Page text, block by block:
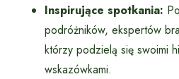
Inspirujące spotkania:
podróżników, ekspertów
którzy podzielą się swoimi
wskazówkami.